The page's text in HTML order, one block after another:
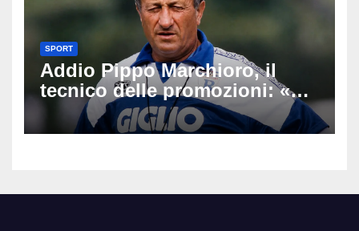
SPORT
Addio Pippo Marchioro, il
tecnico delle promozioni: «Ha
scritto pagine indimenticabili
del nostro calcio»